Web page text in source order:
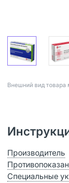
Bнешний вид товара
Производитель
Специальные